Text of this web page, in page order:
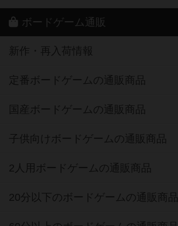
ボードゲーム通販
新作・再入荷情報
定番ボードゲームの通販商品
国産ボードゲームの通販商品
子供向けボードゲームの通販商品
2人用ボードゲームの通販商品
20分以下のボードゲームの通販商品